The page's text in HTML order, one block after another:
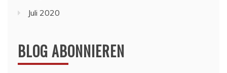
Juli 2020
BLOG ABONNIEREN